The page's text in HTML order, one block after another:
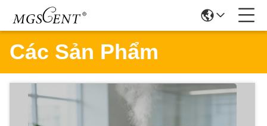
Các Sản Phẩm